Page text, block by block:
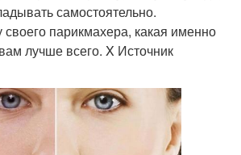
самостоятельно.
своего парикмахера, какая именно
лучше всего. X Источник